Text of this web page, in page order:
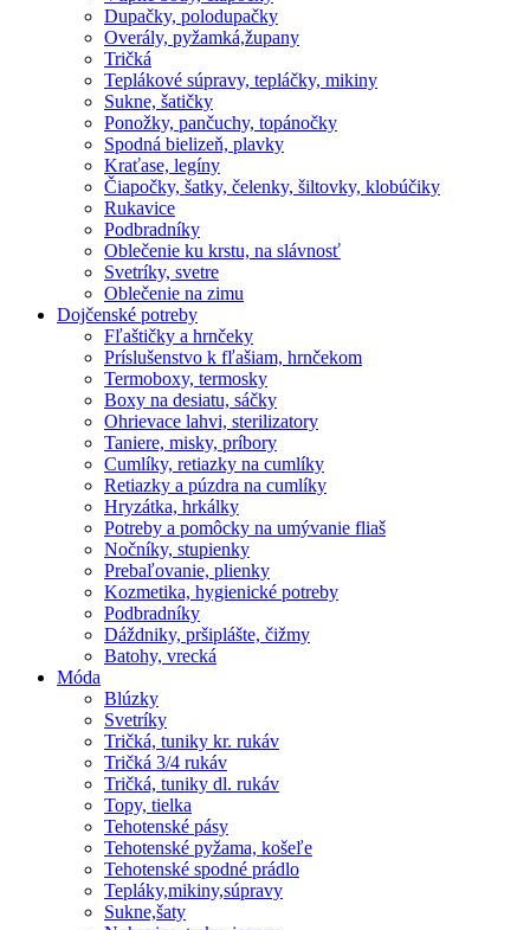
Dupačky, polodupačky
Overály, pyžamká,župany
Tričká
Teplákové súpravy, tepláčky, mikiny
Sukne, šatičky
Ponožky, pančuchy, topánočky
Spodná bielizeň, plavky
Kraťase, legíny
Čiapočky, šatky, čelenky, šiltovky, klobúčiky
Rukavice
Podbradníky
Oblečenie ku krstu, na slávnosť
Svetríky, svetre
Oblečenie na zimu
Dojčenské potreby
Fľaštičky a hrnčeky
Príslušenstvo k fľašiam, hrnčekom
Termoboxy, termosky
Boxy na desiatu, sáčky
Ohrievace lahvi, sterilizatory
Taniere, misky, príbory
Cumlíky, retiazky na cumlíky
Retiazky a púzdra na cumlíky
Hryzátka, hrkálky
Potreby a pomôcky na umývanie fliaš
Nočníky, stupienky
Prebaľovanie, plienky
Kozmetika, hygienické potreby
Podbradníky
Dáždniky, pršiplášte, čižmy
Batohy, vrecká
Móda
Blúzky
Svetríky
Tričká, tuniky kr. rukáv
Tričká 3/4 rukáv
Tričká, tuniky dl. rukáv
Topy, tielka
Tehotenské pásy
Tehotenské pyžama, košeľe
Tehotenské spodné prádlo
Tepláky,mikiny,súpravy
Sukne,šaty